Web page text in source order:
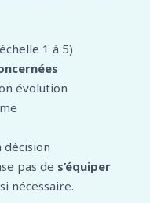
1 à 5)
évolution
décision
pas de s’équiper
si nécessaire.